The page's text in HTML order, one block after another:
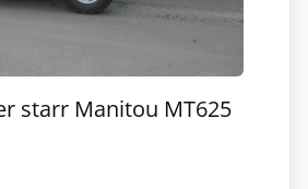
starr Manitou MT625